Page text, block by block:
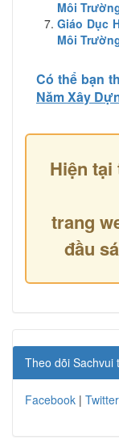
Môi
Giáo Dục
Môi
Có thể bạn
Năm Xây
Hiện
trang
đầu
Theo dõi Sachvui
Facebook | Twitter